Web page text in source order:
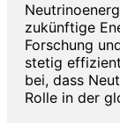
zukünftige
Forschung
stetig
bei, dass
Rolle in der